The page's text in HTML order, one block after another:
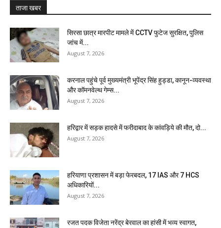
ताजा खबर
सिरसा छात्र मारपीट मामले में CCTV फुटेज सुरक्षित, पुलिस
जांच में...
August 7, 2026
करनाल पहुंचे पूर्व मुख्यमंत्री भूपेंद्र सिंह हुड्डा, कानून-व्यवस्था
और कॉमनवेल्थ गेम्स...
August 7, 2026
हरिद्वार में सड़क हादसे में फरीदाबाद के कांवड़िये की मौत, दो...
August 7, 2026
हरियाणा प्रशासन में बड़ा फेरबदल, 17 IAS और 7 HCS
अधिकारियों...
August 7, 2026
रजत पदक विजेता नरेंद्र बेरवाल का हांसी में भव्य स्वागत,